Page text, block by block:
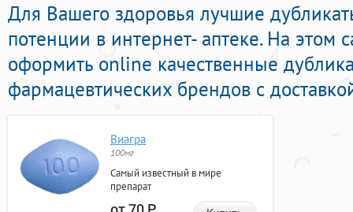
Для Вашего здоровья лучшие
потенции в интернет- аптеке. На этом
оформить online качественные
фармацевтических брендов с
Виагра
100мг
Самый известный в мире
препарат